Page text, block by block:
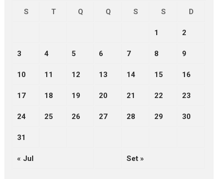
S
T Q Q S S D
1 2
3 4 5 6 7 8 9
10 11 12 13 14 15 16
17 18 19 20 21 22 23
24 25 26 27 28 29 30
31
« Jul Set »